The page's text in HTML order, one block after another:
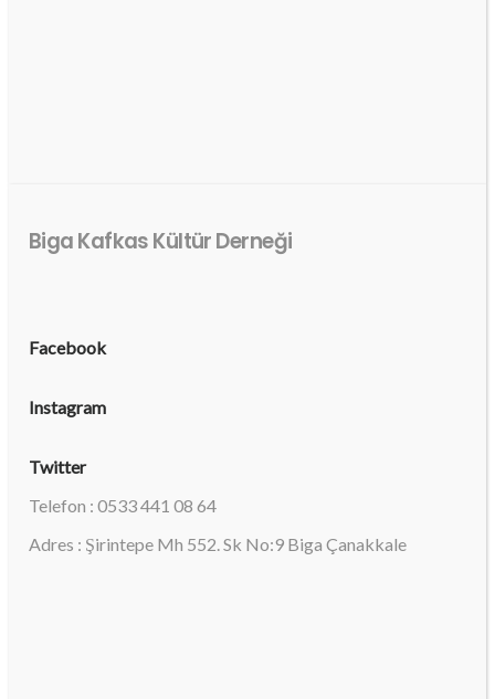
Biga Kafkas Kültür Derneği
Facebook
Instagram
Twitter
Telefon : 0533 441 08 64
Adres : Şirintepe Mh 552. Sk No:9 Biga Çanakkale